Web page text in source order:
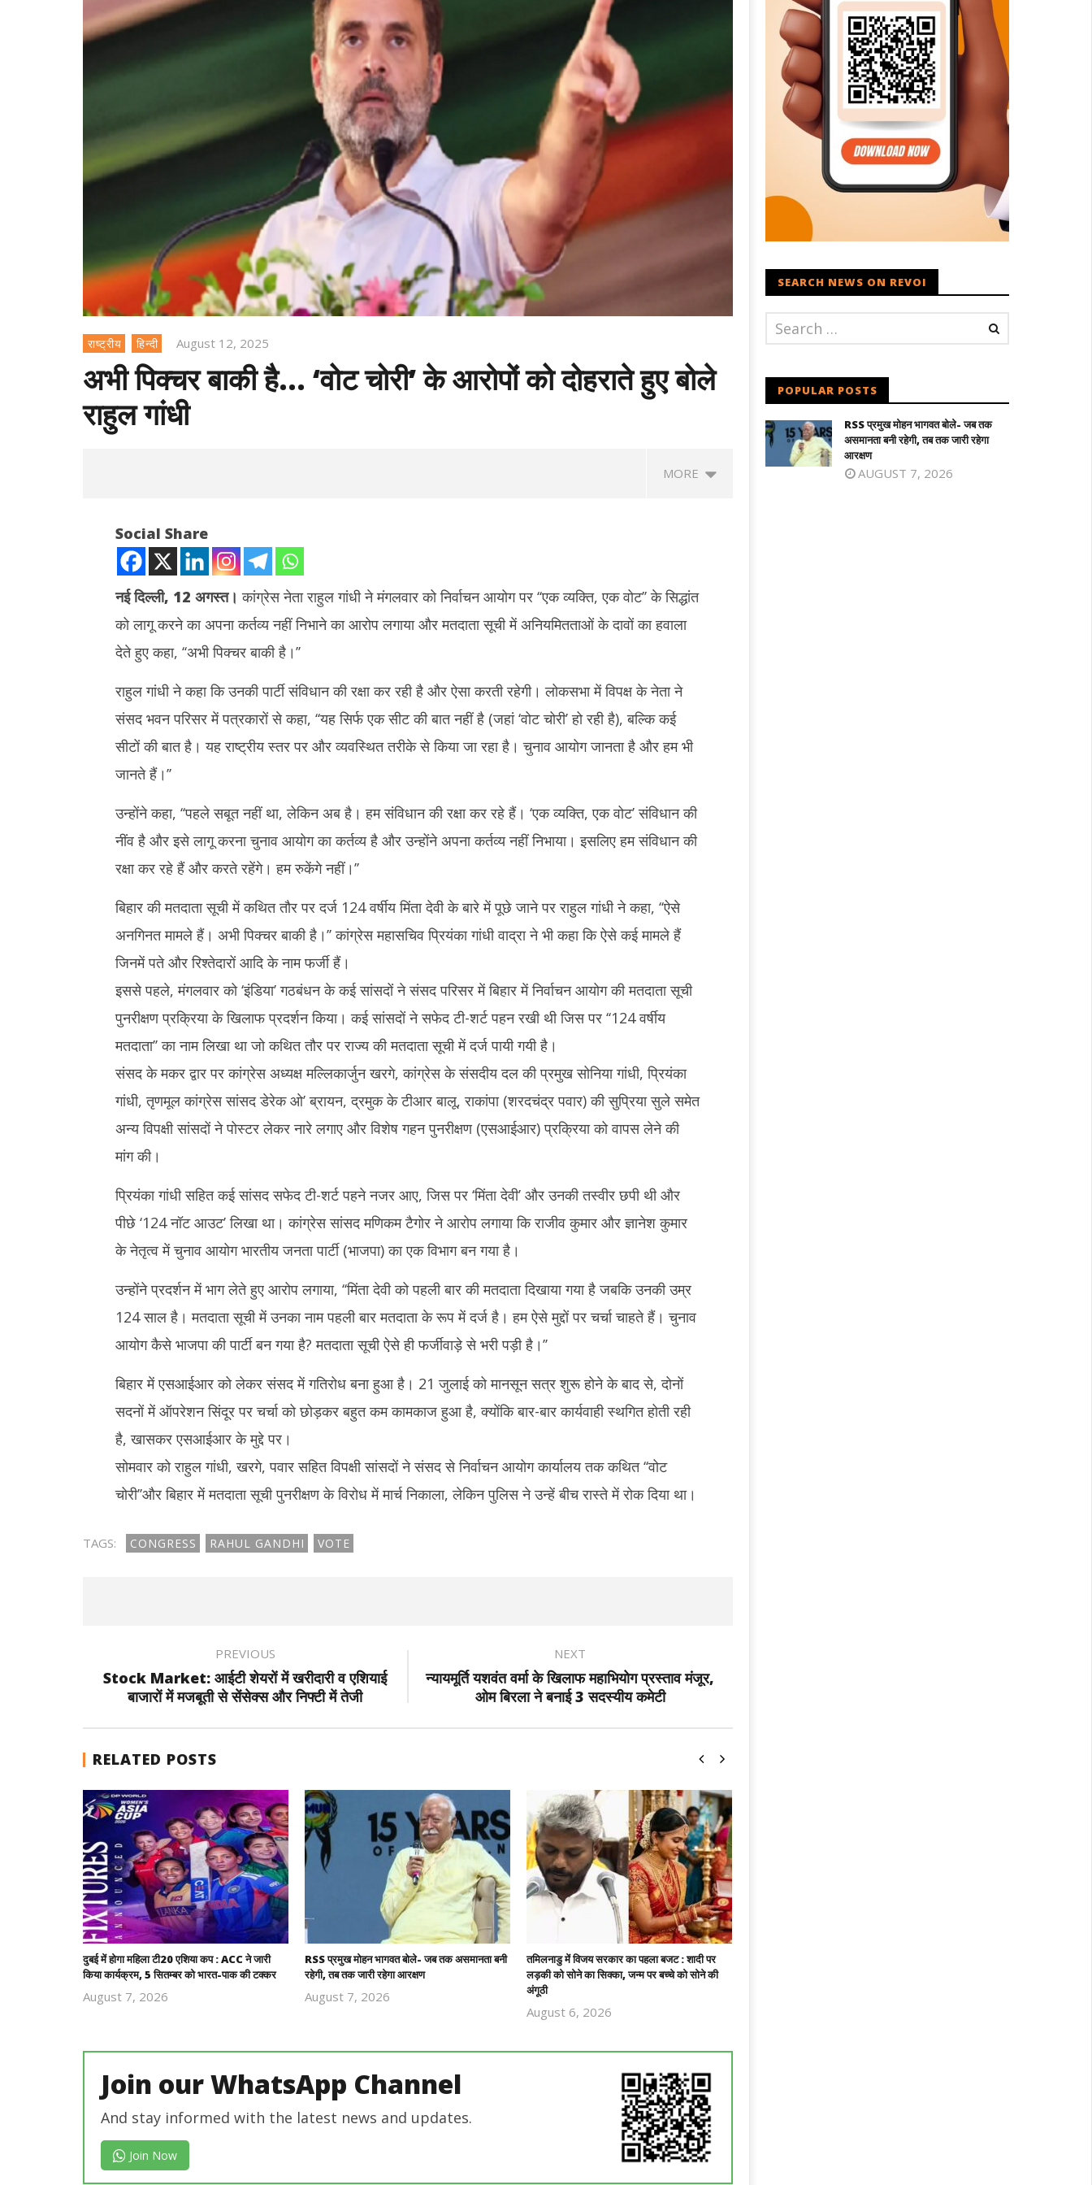
राष्ट्रीय हिन्दी August 12, 2025
अभी पिक्चर बाकी है… ‘वोट चोरी’ के आरोपों को दोहराते हुए बोले
राहुल गांधी
MORE
NOW VIEWING
दोहराते हुए बोले राहुल गांधी
August
12,
2025
जारी किया कार्यक्रम, 5 सितम्बर को भारत-पाक
August
12,
असमानता बनी रहेगी, तब तक जारी रहेगा आरक्षण
August
12,
2025
Social Share
नई दिल्ली, 12 अगस्त। कांग्रेस नेता राहुल गांधी ने मंगलवार को निर्वाचन आयोग पर ‘‘एक व्यक्ति, एक वोट’’ के सिद्धांत
को लागू करने का अपना कर्तव्य नहीं निभाने का आरोप लगाया और मतदाता सूची में अनियमितताओं के दावों का हवाला
देते हुए कहा, ‘‘अभी पिक्चर बाकी है।’’
राहुल गांधी ने कहा कि उनकी पार्टी संविधान की रक्षा कर रही है और ऐसा करती रहेगी। लोकसभा में विपक्ष के नेता ने
संसद भवन परिसर में पत्रकारों से कहा, ‘‘यह सिर्फ एक सीट की बात नहीं है (जहां ‘वोट चोरी’ हो रही है), बल्कि कई
सीटों की बात है। यह राष्ट्रीय स्तर पर और व्यवस्थित तरीके से किया जा रहा है। चुनाव आयोग जानता है और हम भी
जानते हैं।’’
उन्होंने कहा, ‘‘पहले सबूत नहीं था, लेकिन अब है। हम संविधान की रक्षा कर रहे हैं। ‘एक व्यक्ति, एक वोट’ संविधान की
नींव है और इसे लागू करना चुनाव आयोग का कर्तव्य है और उन्होंने अपना कर्तव्य नहीं निभाया। इसलिए हम संविधान की
रक्षा कर रहे हैं और करते रहेंगे। हम रुकेंगे नहीं।’’
बिहार की मतदाता सूची में कथित तौर पर दर्ज 124 वर्षीय मिंता देवी के बारे में पूछे जाने पर राहुल गांधी ने कहा, ‘‘ऐसे
अनगिनत मामले हैं। अभी पिक्चर बाकी है।’’ कांग्रेस महासचिव प्रियंका गांधी वाद्रा ने भी कहा कि ऐसे कई मामले हैं
जिनमें पते और रिश्तेदारों आदि के नाम फर्जी हैं।
इससे पहले, मंगलवार को ‘इंडिया’ गठबंधन के कई सांसदों ने संसद परिसर में बिहार में निर्वाचन आयोग की मतदाता सूची
पुनरीक्षण प्रक्रिया के खिलाफ प्रदर्शन किया। कई सांसदों ने सफेद टी-शर्ट पहन रखी थी जिस पर ‘‘124 वर्षीय
मतदाता’’ का नाम लिखा था जो कथित तौर पर राज्य की मतदाता सूची में दर्ज पायी गयी है।
संसद के मकर द्वार पर कांग्रेस अध्यक्ष मल्लिकार्जुन खरगे, कांग्रेस के संसदीय दल की प्रमुख सोनिया गांधी, प्रियंका
गांधी, तृणमूल कांग्रेस सांसद डेरेक ओ’ ब्रायन, द्रमुक के टीआर बालू, राकांपा (शरदचंद्र पवार) की सुप्रिया सुले समेत
अन्य विपक्षी सांसदों ने पोस्टर लेकर नारे लगाए और विशेष गहन पुनरीक्षण (एसआईआर) प्रक्रिया को वापस लेने की
मांग की।
प्रियंका गांधी सहित कई सांसद सफेद टी-शर्ट पहने नजर आए, जिस पर ‘मिंता देवी’ और उनकी तस्वीर छपी थी और
पीछे ‘124 नॉट आउट’ लिखा था। कांग्रेस सांसद मणिकम टैगोर ने आरोप लगाया कि राजीव कुमार और ज्ञानेश कुमार
के नेतृत्व में चुनाव आयोग भारतीय जनता पार्टी (भाजपा) का एक विभाग बन गया है।
उन्होंने प्रदर्शन में भाग लेते हुए आरोप लगाया, ‘‘मिंता देवी को पहली बार की मतदाता दिखाया गया है जबकि उनकी उम्र
124 साल है। मतदाता सूची में उनका नाम पहली बार मतदाता के रूप में दर्ज है। हम ऐसे मुद्दों पर चर्चा चाहते हैं। चुनाव
आयोग कैसे भाजपा की पार्टी बन गया है? मतदाता सूची ऐसे ही फर्जीवाड़े से भरी पड़ी है।’’
बिहार में एसआईआर को लेकर संसद में गतिरोध बना हुआ है। 21 जुलाई को मानसून सत्र शुरू होने के बाद से, दोनों
सदनों में ऑपरेशन सिंदूर पर चर्चा को छोड़कर बहुत कम कामकाज हुआ है, क्योंकि बार-बार कार्यवाही स्थगित होती रही
है, खासकर एसआईआर के मुद्दे पर।
सोमवार को राहुल गांधी, खरगे, पवार सहित विपक्षी सांसदों ने संसद से निर्वाचन आयोग कार्यालय तक कथित ‘‘वोट
चोरी’’और बिहार में मतदाता सूची पुनरीक्षण के विरोध में मार्च निकाला, लेकिन पुलिस ने उन्हें बीच रास्ते में रोक दिया था।
TAGS: CONGRESS RAHUL GANDHI VOTE
PREVIOUS
Stock Market: आईटी शेयरों में खरीदारी व एशियाई
बाजारों में मजबूती से सेंसेक्स और निफ्टी में तेजी
NEXT
न्यायमूर्ति यशवंत वर्मा के खिलाफ महाभियोग प्रस्ताव मंजूर,
ओम बिरला ने बनाई 3 सदस्यीय कमेटी
RELATED POSTS
दुबई में होगा महिला टी20 एशिया कप : ACC ने जारी
किया कार्यक्रम, 5 सितम्बर को भारत-पाक की टक्कर
August 7, 2026
RSS प्रमुख मोहन भागवत बोले- जब तक असमानता बनी
रहेगी, तब तक जारी रहेगा आरक्षण
August 7, 2026
तमिलनाडु में विजय सरकार का पहला बजट : शादी पर
लड़की को सोने का सिक्का, जन्म पर बच्चे को सोने की
अंगूठी
August 6, 2026
Join our WhatsApp Channel
And stay informed with the latest news and updates.
Join Now
SEARCH NEWS ON REVOI
POPULAR POSTS
RSS प्रमुख मोहन भागवत बोले- जब तक
असमानता बनी रहेगी, तब तक जारी रहेगा
आरक्षण
AUGUST 7, 2026